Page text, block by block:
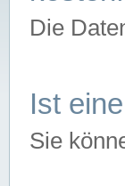
Die
Ist
Sie